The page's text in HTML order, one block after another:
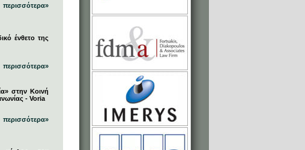
περισσότερα»
ένθετο της
περισσότερα»
στην Κοινή
- Voria
περισσότερα»